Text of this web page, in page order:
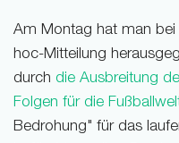
Am Montag hat man
hoc-Mitteilung
durch die Ausbreitung
Folgen für die
Bedrohung" für das